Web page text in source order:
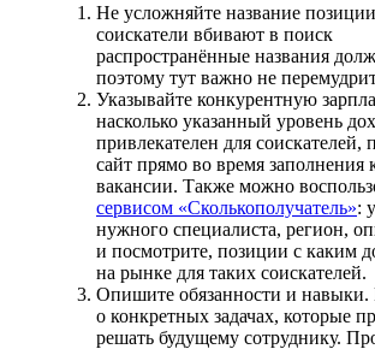
Не усложняйте название
соискатели вбивают в поиск
распространённые названия
поэтому тут важно не
Указывайте конкурентную
насколько указанный уровень
привлекателен для
сайт прямо во время заполнения
вакансии. Также можно
сервисом «Сколькополучатель»:
нужного специалиста, регион,
и посмотрите, позиции с каким
на рынке для таких соискателей.
Опишите обязанности и навыки.
о конкретных задачах, которые
решать будущему сотруднику.